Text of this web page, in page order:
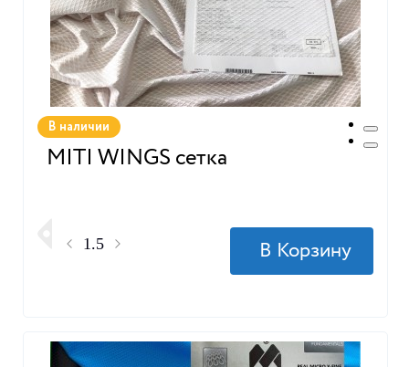
В наличии
MITI WINGS сетка